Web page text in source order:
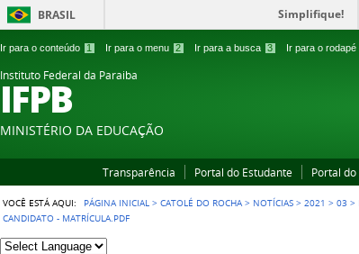
BRASIL Simplifique!
Ir para o conteúdo 1 Ir para o menu 2 Ir para a busca 3 Ir para o rodapé
Instituto Federal da Paraiba
IFPB
MINISTÉRIO DA EDUCAÇÃO
Transparência Portal do Estudante Portal
VOCÊ ESTÁ AQUI: PÁGINA INICIAL >CATOLÉ DO ROCHA > NOTÍCIAS >2021 >03 >
CANDIDATO - MATRÍCULA.PDF